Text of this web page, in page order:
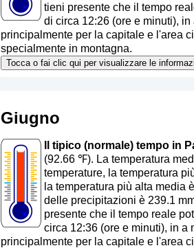
tieni presente che il tempo
di circa 12:26 (ore e minuti),
principalmente per la capitale e l'area
specialmente in montagna.
Tocca o fai clic qui per visualizzare le
Giugno
Il tipico (normale) tempo in
(92.66 ℉). La temperatura
temperature, la temperatura
la temperatura più alta
delle precipitazioni è 239.1
presente che il tempo reale
circa 12:36 (ore e minuti), in a
principalmente per la capitale e l'area